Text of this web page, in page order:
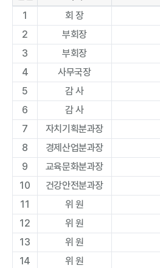
1
회 장
2
부회장
3
부회장
4
사무국장
5
감 사
6
감 사
7
자치기획분과장
8
경제산업분과장
9
교육문화분과장
10
건강안전분과장
11
위 원
12
위 원
13
위 원
14
위 원